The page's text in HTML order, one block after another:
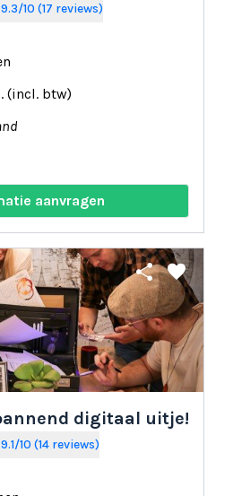
9.3/10 (17 reviews)
(incl. btw)
aanvragen
share favorite
digitaal uitje!
9.1/10 (14 reviews)